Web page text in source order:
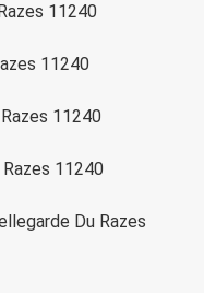
11240
11240
11240
11240
Du Razes